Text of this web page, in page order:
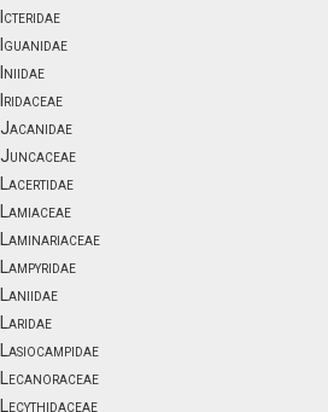
Icteridae
Iguanidae
Iniidae
Iridaceae
Jacanidae
Juncaceae
Lacertidae
Lamiaceae
Laminariaceae
Lampyridae
Laniidae
Laridae
Lasiocampidae
Lecanoraceae
Lecythidaceae